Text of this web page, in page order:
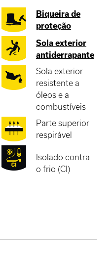
Biqueira de
proteção
Sola exterior
antiderrapante
Sola exterior
resistente a
óleos e a
combustíveis
Parte superior
respirável
Isolado contra
o frio (CI)